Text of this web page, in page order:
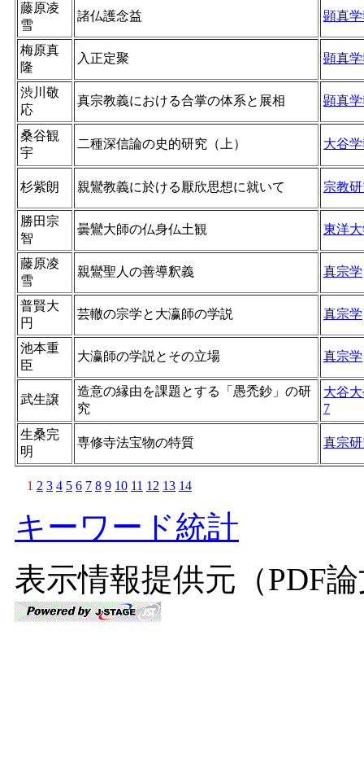
藤原凌
雪
諸仏護念益 顕真
梅原真
隆
入正定聚 顕真
渋川敬
応
真宗教義における合掌の体系と展相 顕真
桑谷観
宇
二種深信論の史的研究（上） 大谷
杉紫朗 親鸞教義に於ける厭欣思想に就いて 宗教
勝田宗
智
曇鸞大師の仏身仏土観 東洋
藤原凌
雪
親鸞聖人の善導釈義 真宗学
普賢大
円
芸轍の宗学と大瀛師の学説 真宗学
池本重
臣
大瀛師の学説とその立場 真宗学
武生譲
造意の縁由を課題とする「愚禿鈔」の研
究
大谷
7
生桑完
明
専修寺法宝物の特質 真宗
1 2 3 4 5 6 7 8 9 10 11 12 13 14
キーワード統計
表示情報提供元（PDF